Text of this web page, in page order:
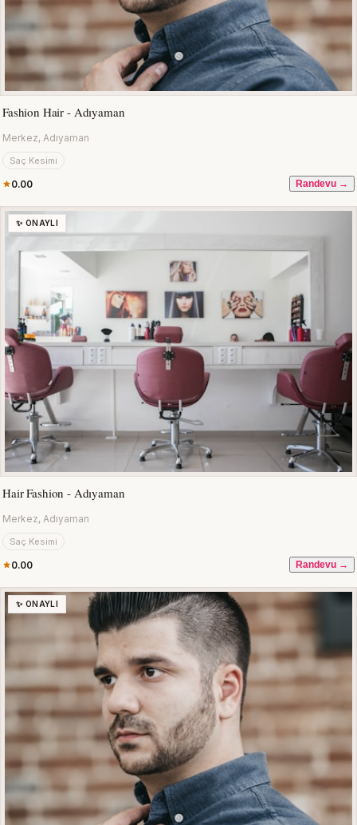
Fashion Hair - Adıyaman
Merkez, Adıyaman
Saç Kesimi
0.00 Randevu →
✨ ONAYLI
Hair Fashion - Adıyaman
Merkez, Adıyaman
Saç Kesimi
0.00 Randevu →
✨ ONAYLI